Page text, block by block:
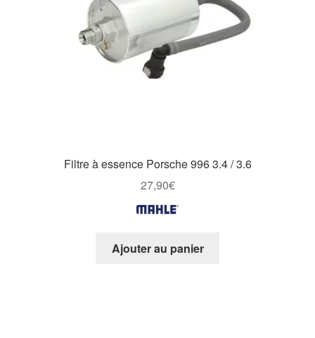
Filtre à essence Porsche 996 3.4 / 3.6
27,90€
Ajouter au panier